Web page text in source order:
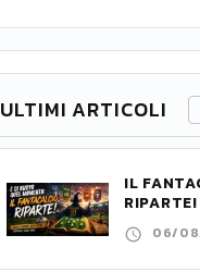
ULTIMI ARTICOLI
IL
RIPARTE!
06/